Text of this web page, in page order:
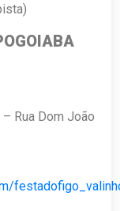
Rua Dom João